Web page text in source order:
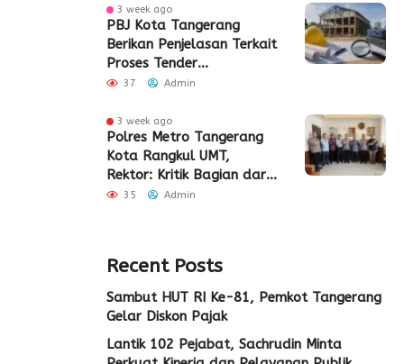
3 week ago
PBJ Kota Tangerang
Berikan Penjelasan Terkait
Proses Tender
Pembangunan Eks Pabrik
37 Admin
3 week ago
Polres Metro Tangerang
Kota Rangkul UMT,
Rektor: Kritik Bagian dari
Demokrasi
35 Admin
Recent Posts
Sambut HUT RI Ke-81, Pemkot Tangerang
Gelar Diskon Pajak
Lantik 102 Pejabat, Sachrudin Minta